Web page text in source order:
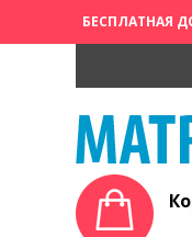
БЕСПЛАТНАЯ